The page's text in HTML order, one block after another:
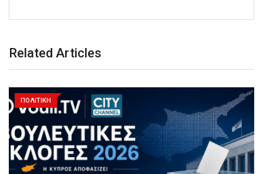
Related Articles
ΠΟΛΙΤΙΚΗ